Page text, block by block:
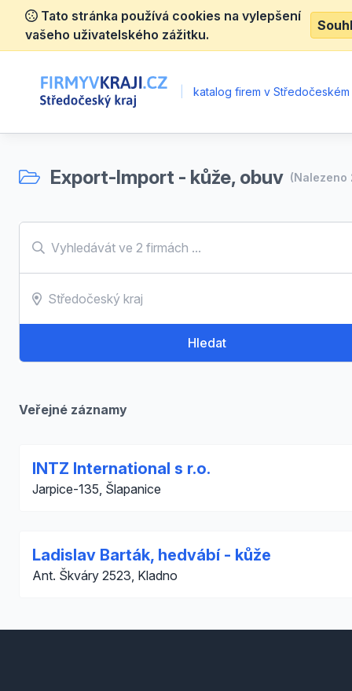
Tato stránka používá cookies na vylepšení
vašeho uživatelského zážitku.
katalog firem v Středočeském
Export-Import - kůže, obuv (Nalezeno
Hledat
Veřejné záznamy
INTZ International s r.o.
Jarpice-135, Šlapanice
Ladislav Barták, hedvábí - kůže
Ant. Škváry 2523, Kladno